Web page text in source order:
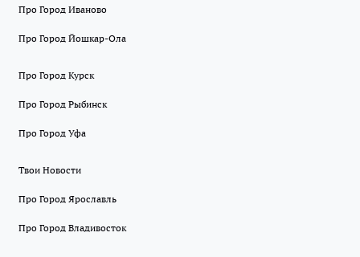
Про Город Иваново
Про Город Йошкар-Ола
Про Город Курск
Про Город Рыбинск
Про Город Уфа
Твои Новости
Про Город Ярославль
Про Город Владивосток